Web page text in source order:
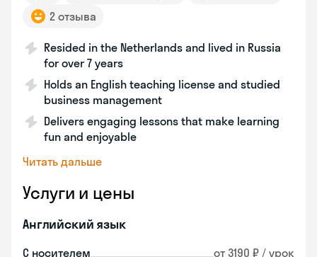
2 отзыва
Resided in the Netherlands and lived in Russia
for over 7 years
Holds an English teaching license and studied
business management
Delivers engaging lessons that make learning
fun and enjoyable
Читать дальше
Услуги и цены
Английский язык
С носителем от 3190 ₽ / урок